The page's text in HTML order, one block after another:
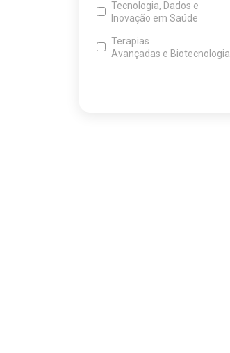
Tecnologia, Dados e
Inovação em Saúde
Terapias
Avançadas e Biotecnologia